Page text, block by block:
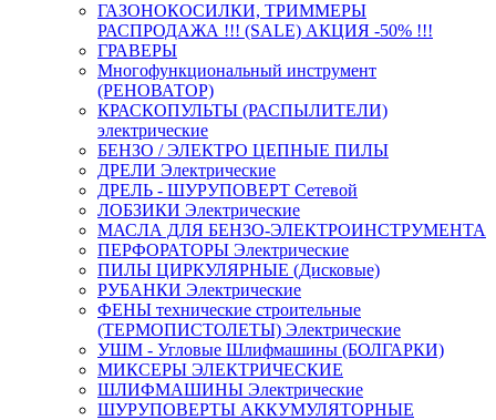
ГАЗОНОКОСИЛКИ, ТРИММЕРЫ
РАСПРОДАЖА !!! (SALE) АКЦИЯ -50% !!!
ГРАВЕРЫ
Многофункциональный инструмент
(РЕНОВАТОР)
КРАСКОПУЛЬТЫ (РАСПЫЛИТЕЛИ)
электрические
БЕНЗО / ЭЛЕКТРО ЦЕПНЫЕ ПИЛЫ
ДРЕЛИ Электрические
ДРЕЛЬ - ШУРУПОВЕРТ Сетевой
ЛОБЗИКИ Электрические
МАСЛА ДЛЯ БЕНЗО-ЭЛЕКТРОИНСТРУМЕНТА
ПЕРФОРАТОРЫ Электрические
ПИЛЫ ЦИРКУЛЯРНЫЕ (Дисковые)
РУБАНКИ Электрические
ФЕНЫ технические строительные
(ТЕРМОПИСТОЛЕТЫ) Электрические
УШМ - Угловые Шлифмашины (БОЛГАРКИ)
МИКСЕРЫ ЭЛЕКТРИЧЕСКИЕ
ШЛИФМАШИНЫ Электрические
ШУРУПОВЕРТЫ АККУМУЛЯТОРНЫЕ